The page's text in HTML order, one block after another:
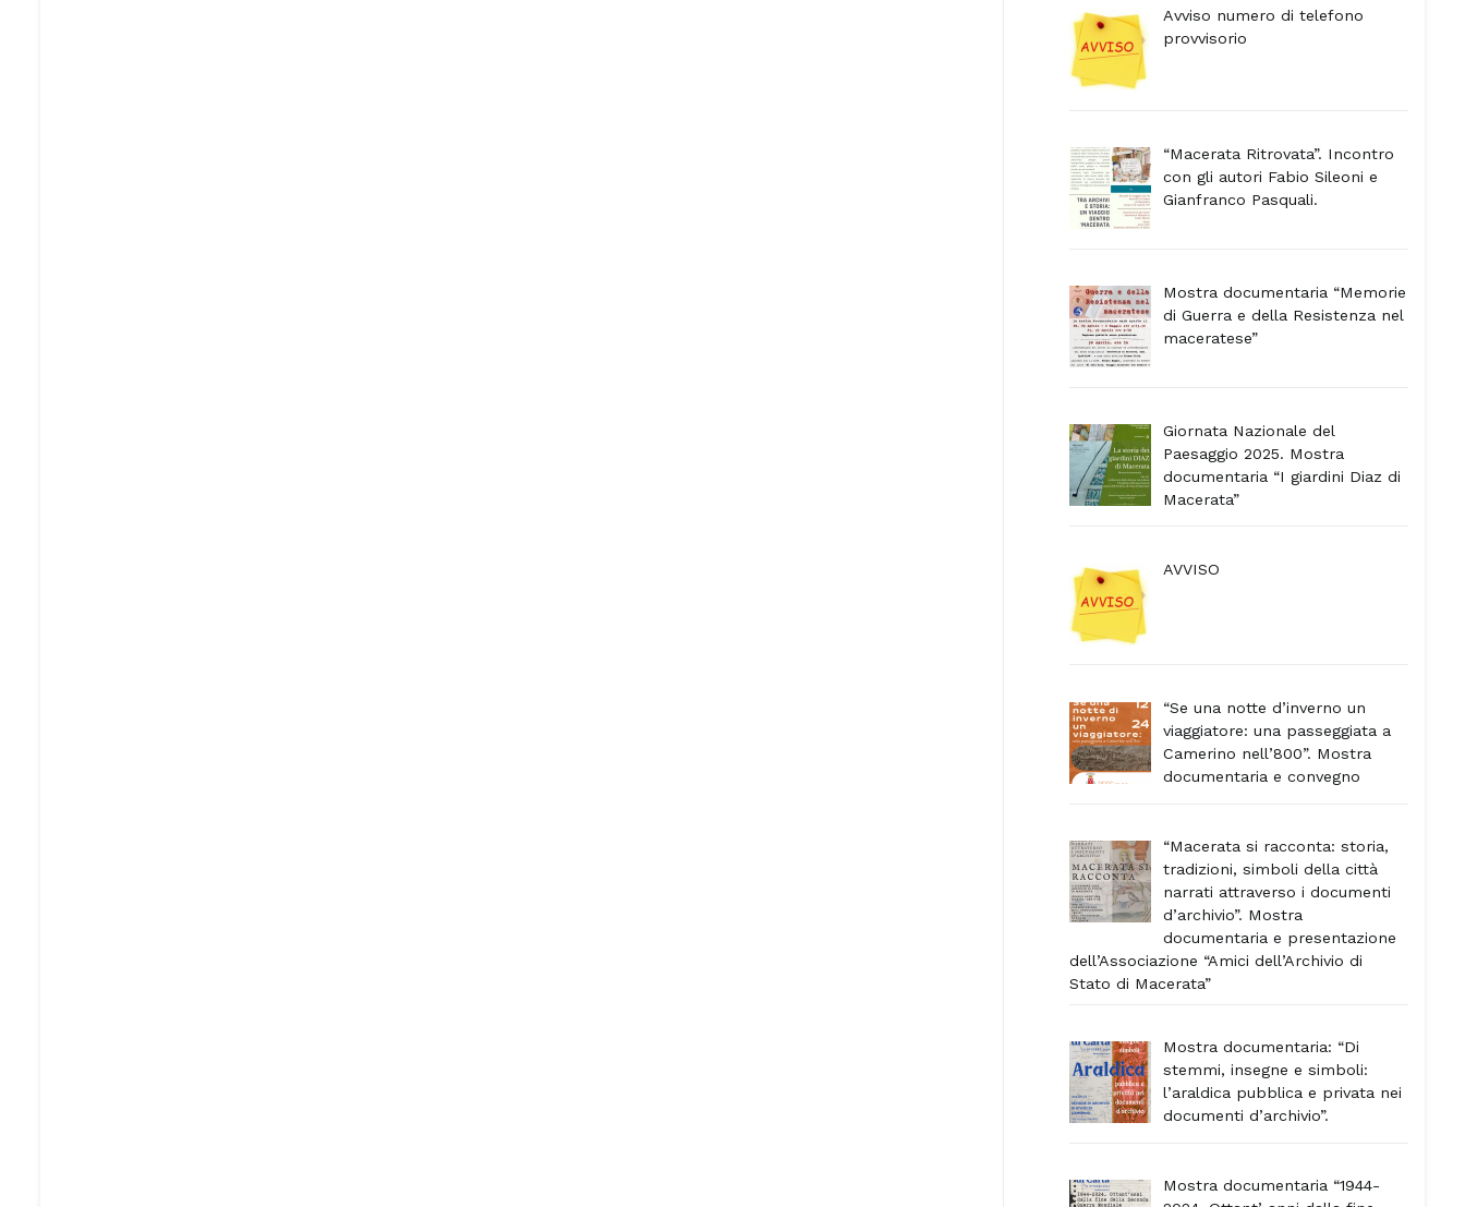
Avviso numero di telefono
provvisorio
“Macerata Ritrovata”. Incontro
con gli autori Fabio Sileoni e
Gianfranco Pasquali.
Mostra documentaria “Memorie
di Guerra e della Resistenza nel
maceratese”
Giornata Nazionale del
Paesaggio 2025. Mostra
documentaria “I giardini Diaz di
Macerata”
AVVISO
“Se una notte d’inverno un
viaggiatore: una passeggiata a
Camerino nell’800”. Mostra
documentaria e convegno
“Macerata si racconta: storia,
tradizioni, simboli della città
narrati attraverso i documenti
d’archivio”. Mostra
documentaria e presentazione
dell’Associazione “Amici dell’Archivio di
Stato di Macerata”
Mostra documentaria: “Di
stemmi, insegne e simboli:
l’araldica pubblica e privata nei
documenti d’archivio”.
Mostra documentaria “1944-